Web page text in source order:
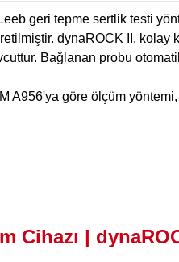
geri tepme sertlik testi
dynaROCK II, kolay
Bağlanan probu
A956'ya göre ölçüm yöntemi,
Cihazı |